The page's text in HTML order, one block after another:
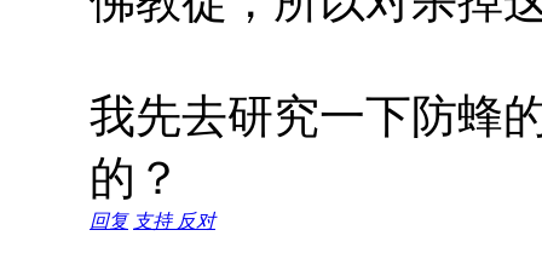
我先去研究一下防蜂
的？
回复 支持 反对